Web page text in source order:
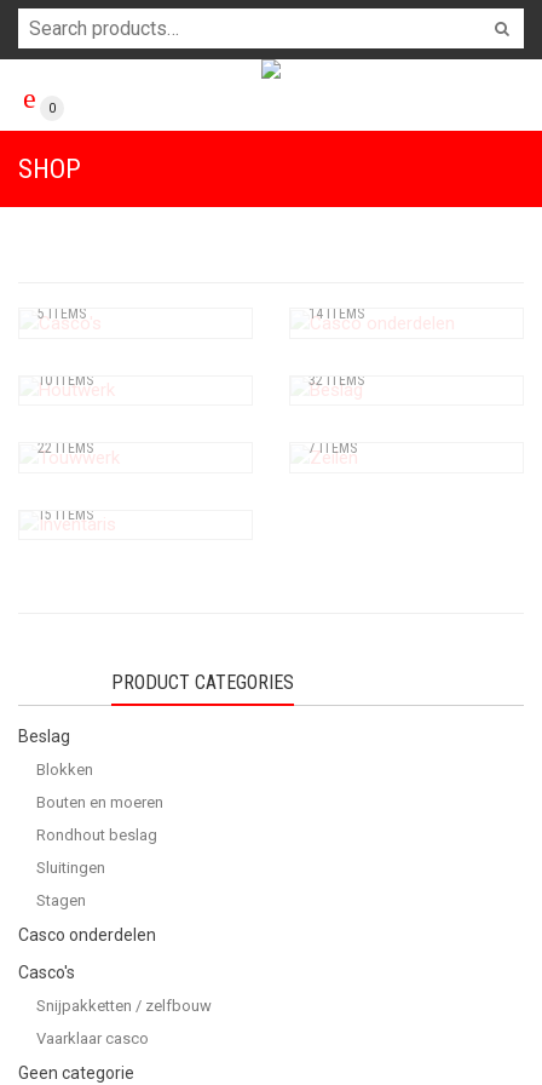
0
SHOP
5 ITEMS 14 ITEMS
10 ITEMS 32 ITEMS
22 ITEMS 7 ITEMS
15 ITEMS
PRODUCT CATEGORIES
Beslag
Blokken
Bouten en moeren
Rondhout beslag
Sluitingen
Stagen
Casco onderdelen
Casco's
Snijpakketten / zelfbouw
Vaarklaar casco
Geen categorie